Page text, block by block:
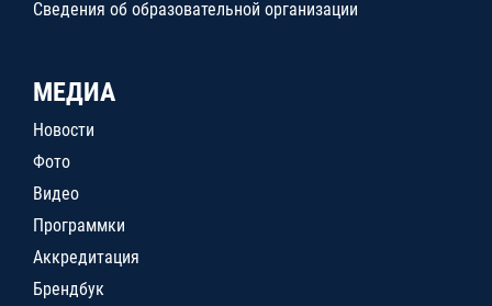
Сведения об образовательной организации
МЕДИА
Новости
Фото
Видео
Программки
Аккредитация
Брендбук